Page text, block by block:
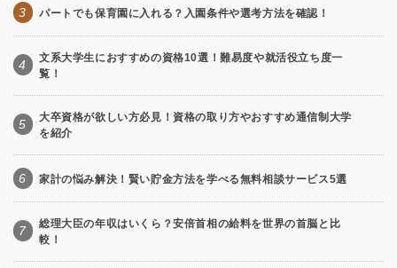
3 パートでも保育園に入れる？入園条件や選考方法を確認！
4
文系大学生におすすめの資格10選！難易度や就活役立ち度一
覧！
5
大卒資格が欲しい方必見！資格の取り方やおすすめ通信制大学
を紹介
6 家計の悩み解決！賢い貯金方法を学べる無料相談サービス5選
7
総理大臣の年収はいくら？安倍首相の給料を世界の首脳と比
較！